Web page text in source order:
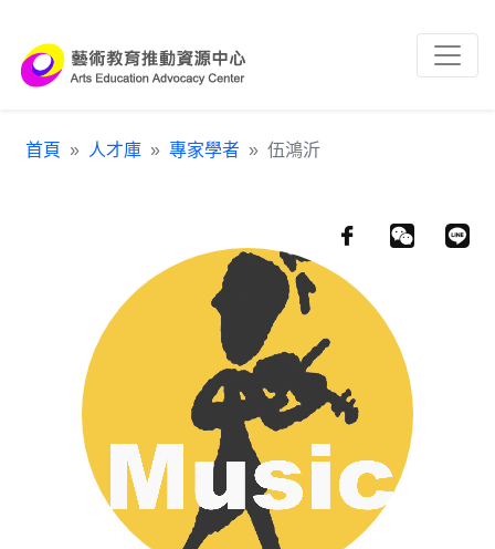
首頁 人才庫 專家學者 伍鴻沂